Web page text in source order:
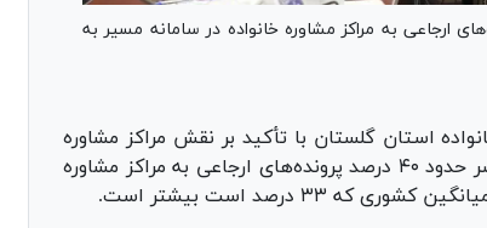
گفت: بیش از ۴۰ درصد پرونده‌های ارجاعی به مراکز مشاوره خانواده در سامانه مسیر به
استان گلستان با تأکید بر نقش مراکز مشاوره
خانواده در کاهش اختلافات خانوادگی، گفت: در حال حاضر حدود ۴۰ درصد پرونده‌های ارجاعی به مراکز مشاوره
درصد است بیشتر است.